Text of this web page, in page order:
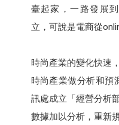
臺起家，一路發展
立，可說是電商從
時尚產業的變化快速
時尚產業做分析和預
訊處成立「經營分析
數據加以分析，重新